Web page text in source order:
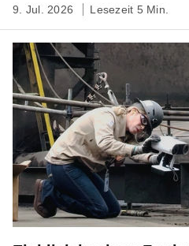
9. Jul. 2026 Lesezeit 5 Min.